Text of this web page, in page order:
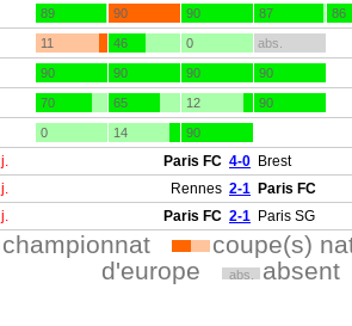
89 90 90 87 86
11 46 0 abs.
90 90 90 90
70 65 12 90
0 14 90
Paris FC 4-0 Brest
Rennes 2-1 Paris FC
Paris FC 2-1 Paris SG
championnat
coupe(s)
d'europe
abs. absent